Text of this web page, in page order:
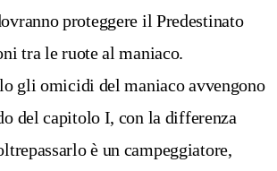
proteggere il Predestinato
tra le ruote al maniaco.
gli omicidi del maniaco avvengono
del capitolo I, con la differenza
è un campeggiatore,